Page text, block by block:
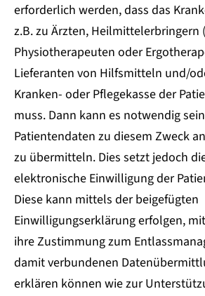
erforderlich werden, dass das
z.B. zu Ärzten, Heilmittelerbringern
Physiotherapeuten oder
Lieferanten von Hilfsmitteln und/
Kranken- oder Pflegekasse der
muss. Dann kann es notwendig
Patientendaten zu diesem Zweck
zu übermitteln. Dies setzt jedoch
elektronische Einwilligung der
Diese kann mittels der beigefügten
Einwilligungserklärung erfolgen,
ihre Zustimmung zum
damit verbundenen
erklären können wie zur